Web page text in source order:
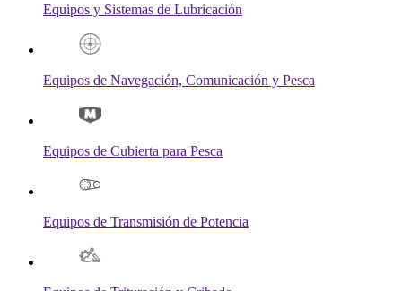
Equipos y Sistemas de Lubricación
Equipos de Navegación, Comunicación y Pesca
Equipos de Cubierta para Pesca
Equipos de Transmisión de Potencia